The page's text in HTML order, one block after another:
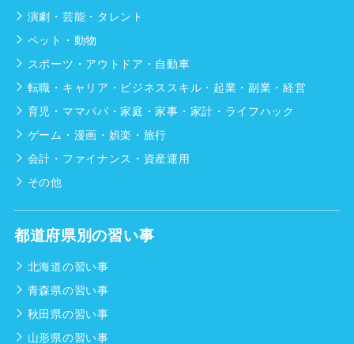
演劇・芸能・タレント
ペット・動物
スポーツ・アウトドア・自動車
転職・キャリア・ビジネススキル・起業・副業・経営
育児・ママパパ・家庭・家事・家計・ライフハック
ゲーム・漫画・娯楽・旅行
会計・ファイナンス・資産運用
その他
都道府県別の習い事
北海道の習い事
青森県の習い事
秋田県の習い事
山形県の習い事